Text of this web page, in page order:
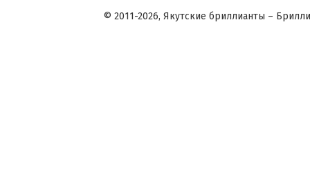
© 2011-2026, Якутские бриллианты –